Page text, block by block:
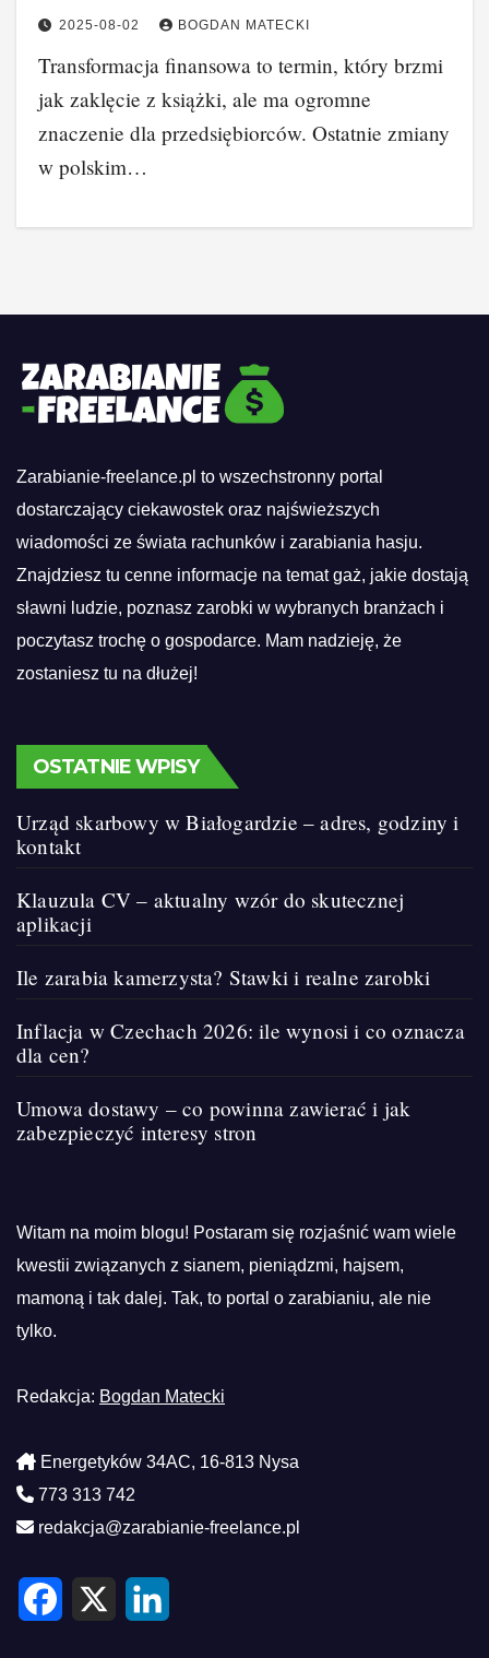
2025-08-02 BOGDAN MATECKI
Transformacja finansowa to termin, który brzmi
jak zaklęcie z książki, ale ma ogromne
znaczenie dla przedsiębiorców. Ostatnie zmiany
w polskim…
Zarabianie-freelance.pl to wszechstronny portal
dostarczający ciekawostek oraz najświeższych
wiadomości ze świata rachunków i zarabiania hasju.
Znajdziesz tu cenne informacje na temat gaż, jakie dostają
sławni ludzie, poznasz zarobki w wybranych branżach i
poczytasz trochę o gospodarce. Mam nadzieję, że
zostaniesz tu na dłużej!
OSTATNIE WPISY
Urząd skarbowy w Białogardzie – adres, godziny i
kontakt
Klauzula CV – aktualny wzór do skutecznej
aplikacji
Ile zarabia kamerzysta? Stawki i realne zarobki
Inflacja w Czechach 2026: ile wynosi i co oznacza
dla cen?
Umowa dostawy – co powinna zawierać i jak
zabezpieczyć interesy stron
Witam na moim blogu! Postaram się rozjaśnić wam wiele
kwestii związanych z sianem, pieniądzmi, hajsem,
mamoną i tak dalej. Tak, to portal o zarabianiu, ale nie
tylko.
Redakcja: Bogdan Matecki
Energetyków 34AC, 16-813 Nysa
773 313 742
redakcja@zarabianie-freelance.pl
F
X